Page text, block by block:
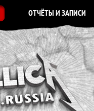
ОТЧЁТЫ И ЗАПИСИ